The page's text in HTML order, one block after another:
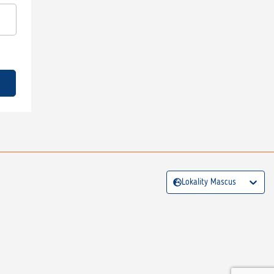
Lokality Mascus